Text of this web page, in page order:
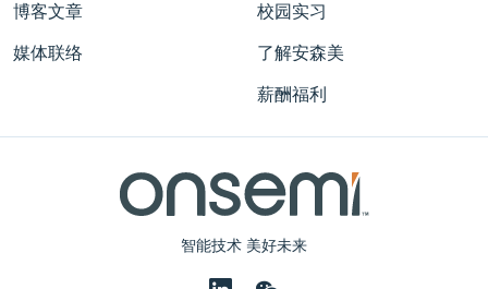
智能技术 美好未来
博客文章
媒体联络
校园实习
了解安森美
薪酬福利